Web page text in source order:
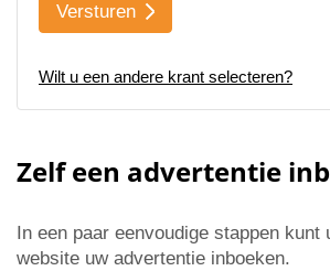
Versturen
Wilt u een andere krant selecteren?
Zelf een advertentie
In een paar eenvoudige stappen kunt
website uw advertentie inboeken.